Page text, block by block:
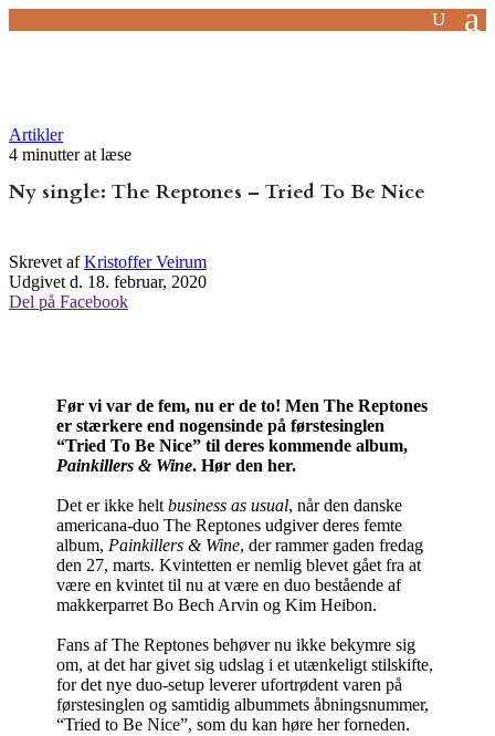
Artikler
4 minutter at læse
Ny single: The Reptones – Tried To Be Nice
Skrevet afKristoffer Veirum
Udgivet d. 18. februar, 2020
Del på Facebook
Før vi var de fem, nu er de to! Men The Reptones
er stærkere end nogensinde på førstesinglen
“Tried To Be Nice” til deres kommende album,
Painkillers & Wine. Hør den her.
Det er ikke heltbusiness as usual, når den danske
americana-duo The Reptones udgiver deres femte
album, Painkillers & Wine, der rammer gaden fredag
den 27, marts. Kvintetten er nemlig blevet gået fra at
være en kvintet til nu at være en duo bestående af
makkerparret Bo Bech Arvin og Kim Heibon.
Fans af The Reptones behøver nu ikke bekymre sig
om, at det har givet sig udslag i et utænkeligt stilskifte,
for det nye duo-setup leverer ufortrødent varen på
førstesinglen og samtidig albummets åbningsnummer,
“Tried to Be Nice”, som du kan høre her forneden.